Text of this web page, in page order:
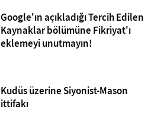
Google'ın açıkladığı Tercih Edilen
Kaynaklar bölümüne Fikriyat'ı
eklemeyi unutmayın!
Kudüs üzerine Siyonist-Mason
ittifakı